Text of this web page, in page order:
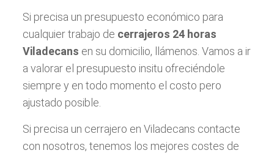
Si precisa un presupuesto económico para
cualquier trabajo de cerrajeros 24 horas
Viladecans en su domicilio, llámenos. Vamos a ir
a valorar el presupuesto insitu ofreciéndole
siempre y en todo momento el costo pero
ajustado posible.
Si precisa un cerrajero en Viladecans contacte
con nosotros, tenemos los mejores costes de